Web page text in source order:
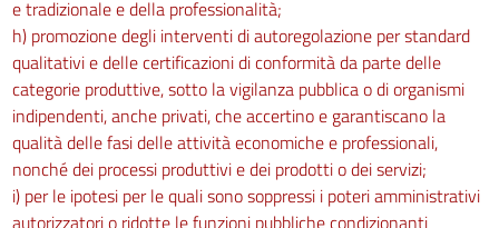
e tradizionale e della professionalità;
h) promozione degli interventi di autoregolazione per standard
qualitativi e delle certificazioni di conformità da parte delle
categorie produttive, sotto la vigilanza pubblica o di organismi
indipendenti, anche privati, che accertino e garantiscano la
qualità delle fasi delle attività economiche e professionali,
nonché dei processi produttivi e dei prodotti o dei servizi;
i) per le ipotesi per le quali sono soppressi i poteri amministrativi
autorizzatori o ridotte le funzioni pubbliche condizionanti